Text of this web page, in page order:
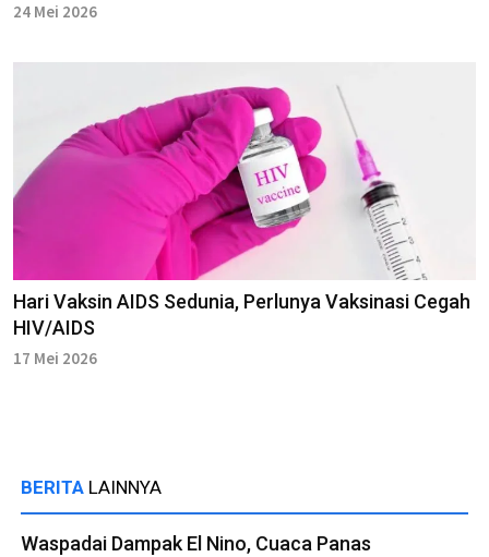
24 Mei 2026
Hari Vaksin AIDS Sedunia, Perlunya Vaksinasi Cegah
HIV/AIDS
17 Mei 2026
BERITA LAINNYA
Waspadai Dampak El Nino, Cuaca Panas